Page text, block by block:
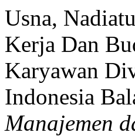
Usna,
Kerja Dan
Karyawan
Indonesia
Manajemen